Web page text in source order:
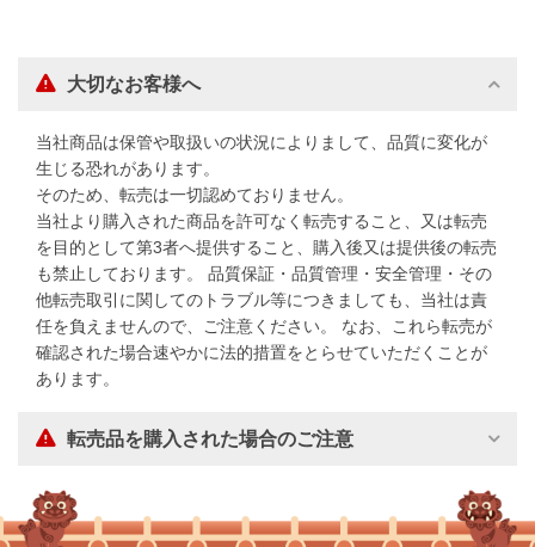
大切なお客様へ
当社商品は保管や取扱いの状況によりまして、品質に変化が
生じる恐れがあります。
そのため、転売は一切認めておりません。
当社より購入された商品を許可なく転売すること、又は転売
を目的として第3者へ提供すること、購入後又は提供後の転売
も禁止しております。 品質保証・品質管理・安全管理・その
他転売取引に関してのトラブル等につきましても、当社は責
任を負えませんので、ご注意ください。 なお、これら転売が
確認された場合速やかに法的措置をとらせていただくことが
あります。
転売品を購入された場合のご注意